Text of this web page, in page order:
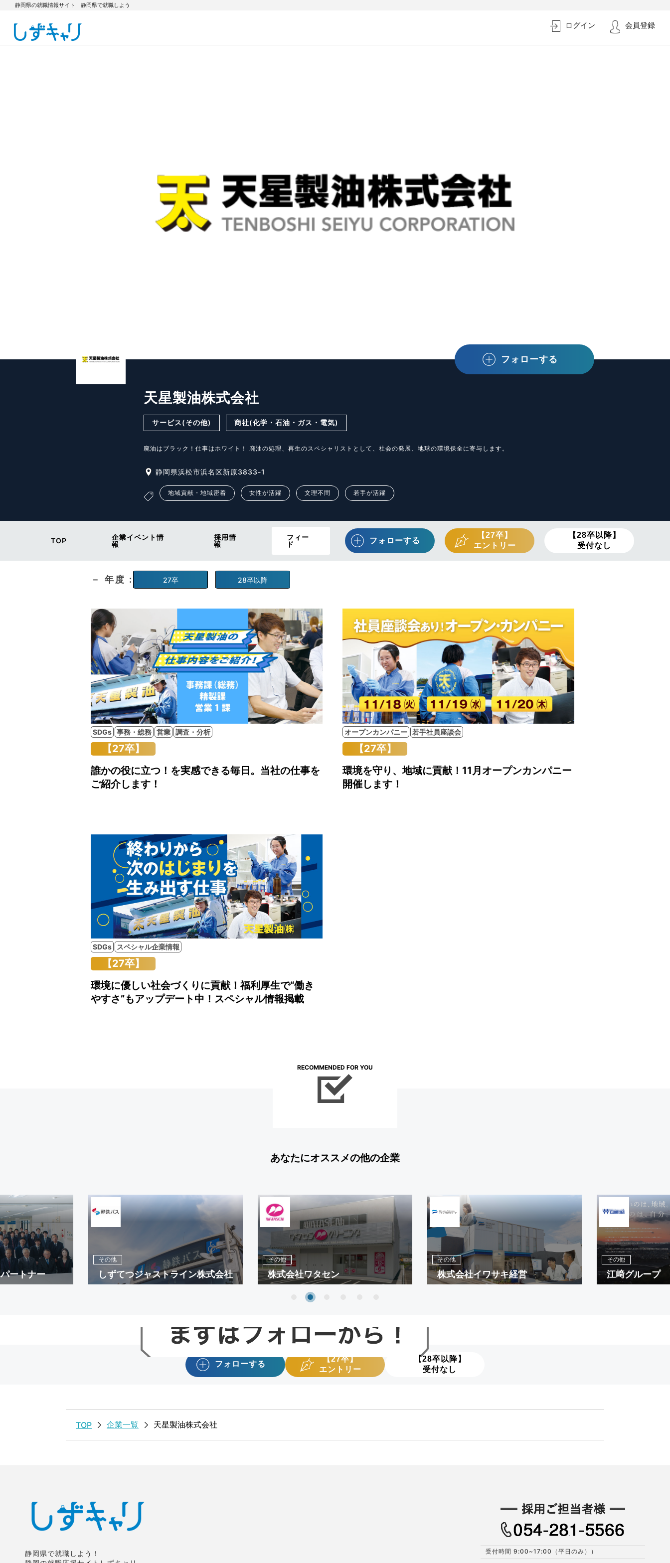
静岡県の就職情報サイト 静岡県で就職しよう
ログイン 会員登録
フォローする
天星製油株式会社
サービス(その他) 商社(化学・石油・ガス・電気)
廃油はブラック！仕事はホワイト！ 廃油の処理、再生のスペシャリストとして、社会の発展、地球の環境保全に寄与します。
静岡県浜松市浜名区新原3833-1
地域貢献・地域密着 女性が活躍 文理不問 若手が活躍
TOP
企業イベント情
報
採用情
報
フィー
ド
フォローする
【27卒】
エントリー
【28卒以降】
受付なし
－ 年度 : 27卒 28卒以降
SDGs 事務・総務 営業 調査・分析
【27卒】
誰かの役に立つ！を実感できる毎日。当社の仕事を
ご紹介します！
オープンカンパニー 若手社員座談会
【27卒】
環境を守り、地域に貢献！11月オープンカンパニー
開催します！
SDGs スペシャル企業情報
【27卒】
環境に優しい社会づくりに貢献！福利厚生で“働き
やすさ”もアップデート中！スペシャル情報掲載
RECOMMENDED FOR YOU
あなたにオススメの他の企業
ートナー
その他
しずてつジャストライン株式会社
その他
株式会社ワタセン
その他
株式会社イワサキ経営
その他
江﨑グループ
フォローする
【27卒】
エントリー
【28卒以降】
受付なし
TOP 企業一覧 天星製油株式会社
静岡県で就職しよう！
受付時間 9:00~17:00（平日のみ））